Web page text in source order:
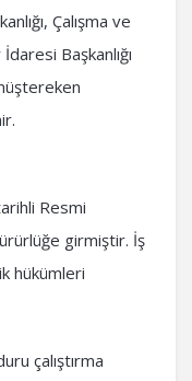
Çalışma ve
Başkanlığı
Resmi
girmiştir. İş
hükümleri
çalıştırma